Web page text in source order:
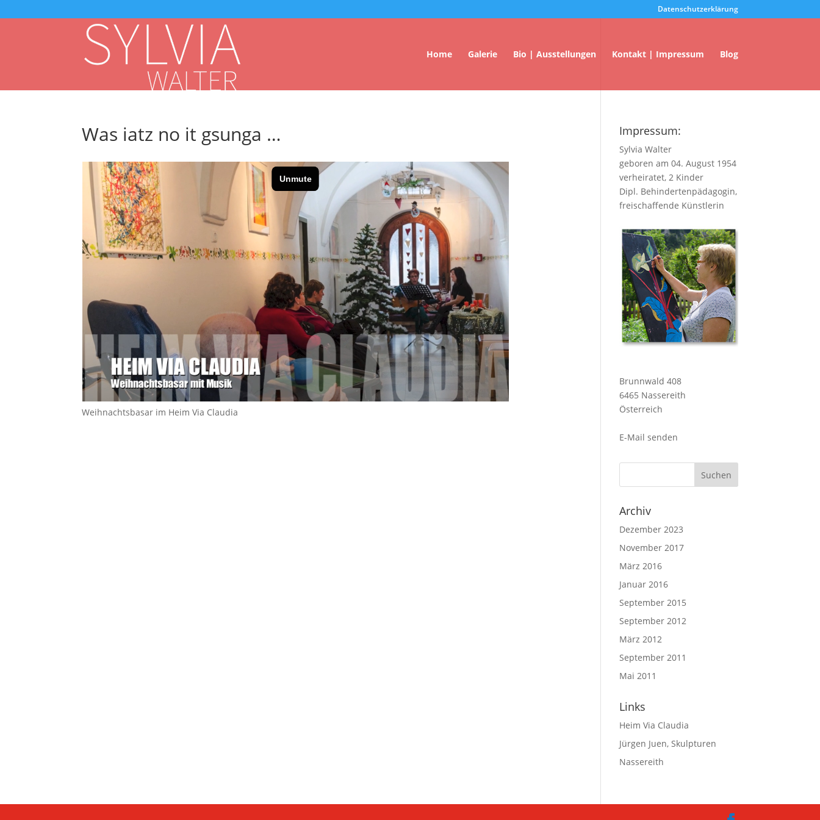
Datenschutzerklärung
Home Galerie Bio | Ausstellungen Kontakt | Impressum Blog
Was iatz no it gsunga …
Weihnachtsbasar im Heim Via Claudia
Impressum:
Sylvia Walter
geboren am 04. August 1954
verheiratet, 2 Kinder
Dipl. Behindertenpädagogin,
freischaffende Künstlerin
Brunnwald 408
6465 Nassereith
Österreich
E-Mail senden
Archiv
Dezember 2023
November 2017
März 2016
Januar 2016
September 2015
September 2012
März 2012
September 2011
Mai 2011
Links
Heim Via Claudia
Jürgen Juen, Skulpturen
Nassereith